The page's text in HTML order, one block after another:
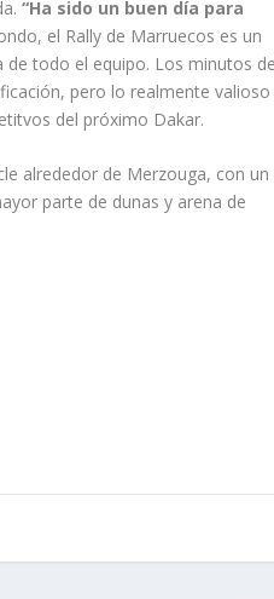
“Ha sido un buen día para
el Rally de Marruecos es un
todo el equipo. Los minutos
pero lo realmente valioso
del próximo Dakar.
alrededor de Merzouga, con un
parte de dunas y arena de